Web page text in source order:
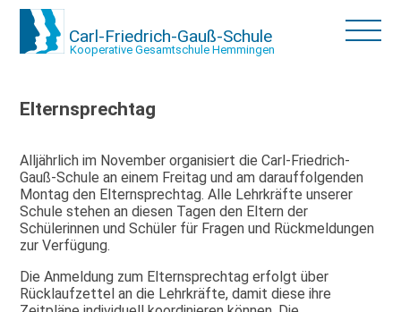
Carl-Friedrich-Gauß-Schule
Kooperative Gesamtschule Hemmingen
Elternsprechtag
Alljährlich im November organisiert die Carl-Friedrich-
Gauß-Schule an einem Freitag und am darauffolgenden
Montag den Elternsprechtag. Alle Lehrkräfte unserer
Schule stehen an diesen Tagen den Eltern der
Schülerinnen und Schüler für Fragen und Rückmeldungen
zur Verfügung.
Die Anmeldung zum Elternsprechtag erfolgt über
Rücklaufzettel an die Lehrkräfte, damit diese ihre